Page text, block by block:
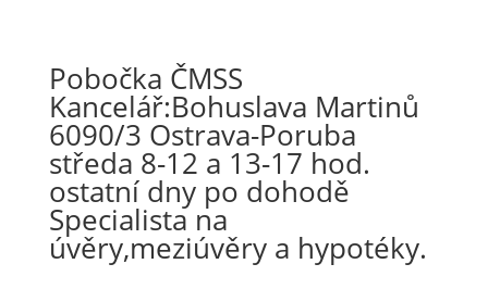
Pobočka ČMSS
Kancelář:Bohuslava Martinů
6090/3 Ostrava-Poruba
středa 8-12 a 13-17 hod.
ostatní dny po dohodě
Specialista na
úvěry,meziúvěry a hypotéky.